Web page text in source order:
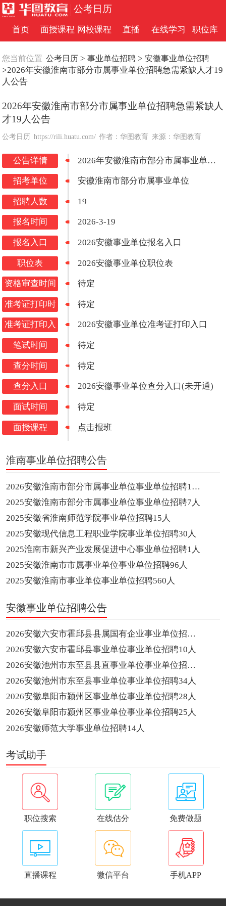
公考日历
首页 面授课程 网校课程 直播 在线学习 职位库
您当前位置 公考日历> 事业单位招聘> 安徽事业单位招聘
>2026年安徽淮南市部分市属事业单位招聘急需紧缺人才19
人公告
2026年安徽淮南市部分市属事业单位招聘急需紧缺人
才19人公告
公考日历 https://rili.huatu.com/ 作者：华图教育 来源：华图教育
公告详情
招考单位
招聘人数
报名时间
报名入口
职位表
资格审查时间
准考证打印时
间
准考证打印入
口
笔试时间
查分时间
查分入口
面试时间
面授课程
2026年安徽淮南市部分市属事业单位招聘急需紧缺人才19人公告
安徽淮南市部分市属事业单位
19
2026-3-19
2026安徽事业单位报名入口
2026安徽事业单位职位表
待定
待定
2026安徽事业单位准考证打印入口
待定
待定
2026安徽事业单位查分入口(未开通)
待定
点击报班
淮南事业单位招聘公告
2026安徽淮南市部分市属事业单位事业单位招聘19人
2025安徽淮南市部分市属事业单位事业单位招聘7人
2025安徽省淮南师范学院事业单位招聘15人
2025安徽现代信息工程职业学院事业单位招聘30人
2025淮南市新兴产业发展促进中心事业单位招聘1人
2025安徽淮南市市属事业单位事业单位招聘96人
2025安徽淮南市事业单位事业单位招聘560人
安徽事业单位招聘公告
2026安徽六安市霍邱县县属国有企业事业单位招聘10人
2026安徽六安市霍邱县事业单位事业单位招聘10人
2026安徽池州市东至县县直事业单位事业单位招聘15人
2026安徽池州市东至县事业单位事业单位招聘34人
2026安徽阜阳市颍州区事业单位事业单位招聘28人
2026安徽阜阳市颍州区事业单位事业单位招聘25人
2026安徽师范大学事业单位招聘14人
考试助手
职位搜索 在线估分 免费做题
直播课程 微信平台 手机APP